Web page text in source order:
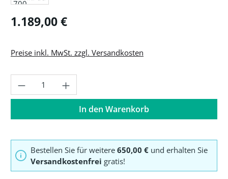
Regulärer Preis:
1.189,00 €
Preise inkl. MwSt. zzgl. Versandkosten
Produkt Anzahl: Gib den gewünschten
In den Warenkorb
Bestellen Sie für weitere 650,00 € und erhalten Sie
Versandkostenfrei gratis!